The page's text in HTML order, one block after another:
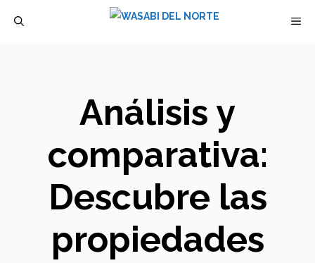
Análisis y
comparativa:
Descubre las
propiedades